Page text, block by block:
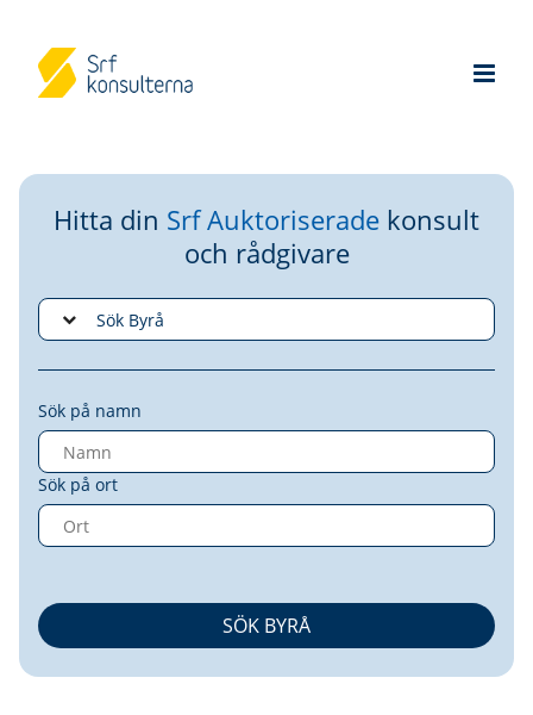
Hitta din Srf Auktoriserade konsult
och rådgivare
Sök på namn
Sök på ort